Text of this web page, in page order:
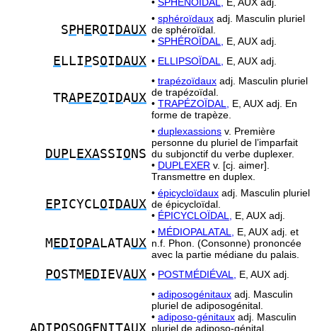
S P H E ROI DAUX
• sphéroïdaux adj. Masculin pluriel
de sphéroïdal.
• SPHÉROÏDAL, E, AUX adj.
E LLI PSOI DAUX • ELLIPSOÏDAL, E, AUX adj.
TRAPEZOI DAUX
• trapézoïdaux adj. Masculin pluriel
de trapézoïdal.
• TRAPÉZOÏDAL,
E, AUX adj. En
forme de trapèze.
DUP L EXASSIO NS
• duplexassions v. Première
personne du pluriel de l’imparfait
du subjonctif du verbe duplexer.
• DUPLEXER v. [cj. aimer].
Transmettre en duplex.
EPICYCLOI DAUX
• épicycloïdaux adj. Masculin pluriel
de épicycloïdal.
• ÉPICYCLOÏDAL, E, AUX adj.
M EDIOPALATAUX
• MÉDIOPALATAL,
E, AUX adj. et
n.f. Phon. (Consonne) prononcée
avec la partie médiane du palais.
POSTM EDIEVAUX • POSTMÉDIÉVAL, E, AUX adj.
ADI POSOG E NITAUX
• adiposogénitaux adj. Masculin
pluriel de adiposogénital.
• adiposo-génitaux adj. Masculin
pluriel de adiposo-génital.